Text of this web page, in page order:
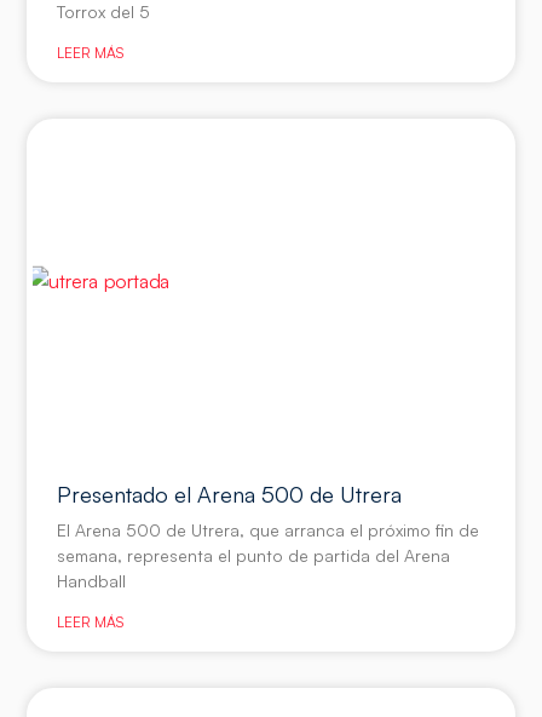
Torrox del 5
LEER MÁS
Presentado el Arena 500 de Utrera
El Arena 500 de Utrera, que arranca el próximo fin de
semana, representa el punto de partida del Arena
Handball
LEER MÁS